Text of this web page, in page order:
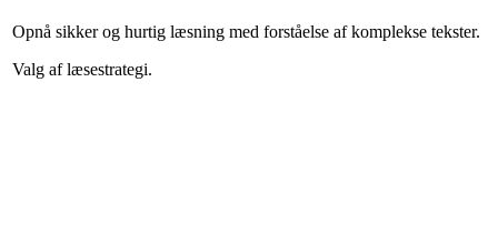
Opnå sikker og hurtig læsning med forståelse af komplekse tekster.
Valg af læsestrategi.